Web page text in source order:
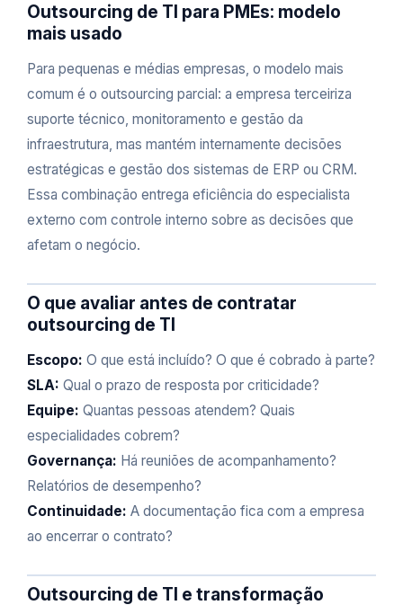
Outsourcing de TI para PMEs: modelo
mais usado
Para pequenas e médias empresas, o modelo mais
comum é o outsourcing parcial: a empresa terceiriza
suporte técnico, monitoramento e gestão da
infraestrutura, mas mantém internamente decisões
estratégicas e gestão dos sistemas de ERP ou CRM.
Essa combinação entrega eficiência do especialista
externo com controle interno sobre as decisões que
afetam o negócio.
O que avaliar antes de contratar
outsourcing de TI
Escopo: O que está incluído? O que é cobrado à parte?
SLA: Qual o prazo de resposta por criticidade?
Equipe: Quantas pessoas atendem? Quais
especialidades cobrem?
Governança: Há reuniões de acompanhamento?
Relatórios de desempenho?
Continuidade: A documentação fica com a empresa
ao encerrar o contrato?
Outsourcing de TI e transformação